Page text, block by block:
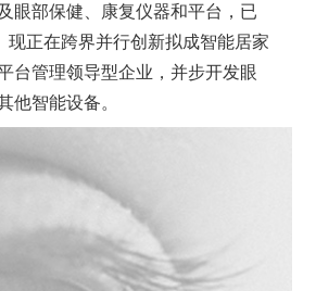
眼部保健、康复仪器和平台，已
现正在跨界并行创新拟成智能居家
台管理领导型企业，并步开发眼
他智能设备。